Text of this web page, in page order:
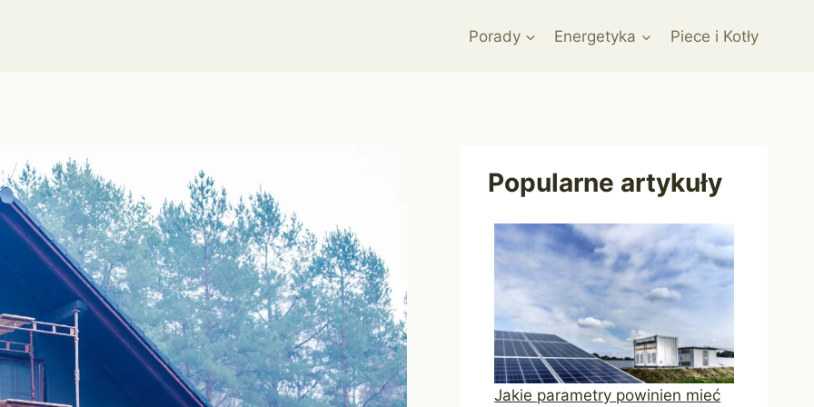
Porady Energetyka Piece i Kotły
Popularne artykuły
Jakie parametry powinien mieć